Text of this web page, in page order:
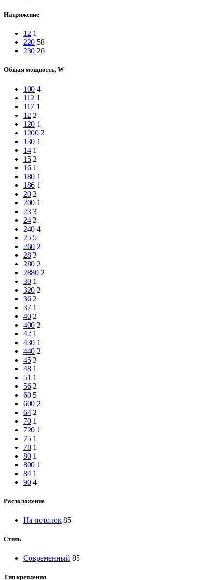
Напряжение
12 1
220 58
230 26
Общая мощность, W
100 4
112 1
117 1
12 2
120 1
1200 2
130 1
14 1
15 2
16 1
180 1
186 1
20 2
200 1
23 3
24 2
240 4
25 5
260 2
28 3
280 2
2880 2
30 1
320 2
36 2
37 1
40 2
400 2
42 1
430 1
440 2
45 3
48 1
51 1
56 2
60 5
600 2
64 2
70 1
720 1
75 1
78 1
80 1
800 1
84 1
90 4
Расположение
На потолок 85
Стиль
Современный 85
Тип крепления